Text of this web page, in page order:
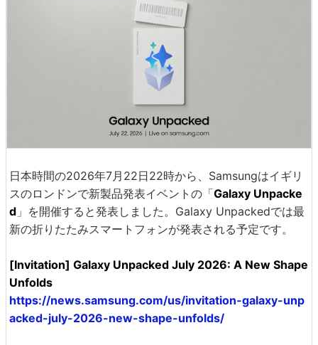
日本時間の2026年7月22日22時から、Samsungはイギリ
スのロンドンで新製品発表イベントの「Galaxy Unpacke
d 」を開催すると発表しました。Galaxy Unpackedでは最
新の折りたたみスマートフォンが発表される予定です。
[Invitation] Galaxy Unpacked July 2026: A New Shape
Unfolds
https://news.samsung.com/us/invitation-galaxy-unp
acked-july-2026-new-shape-unfolds/